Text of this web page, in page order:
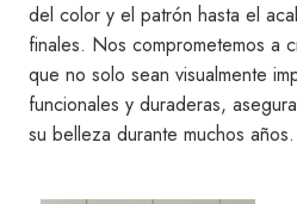
del color y el patrón hasta el
finales. Nos comprometemos a
que no solo sean visualmente
funcionales y duraderas,
su belleza durante muchos años.